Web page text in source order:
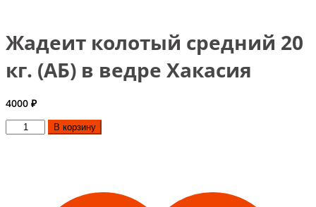
Жадеит колотый средний 20
кг. (АБ) в ведре Хакасия
4000 ₽
КоличествоВ корзину